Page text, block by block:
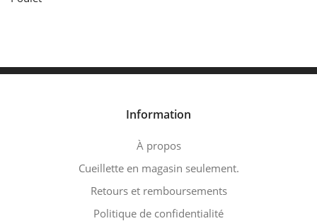
Information
À propos
Cueillette en magasin seulement.
Retours et remboursements
Politique de confidentialité